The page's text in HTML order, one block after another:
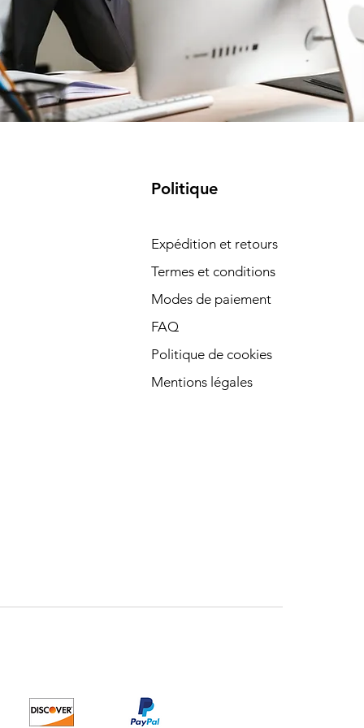
Politique
Expédition et retours
Termes et conditions
Modes de paiement
FAQ
Politique de cookies
Mentions légales